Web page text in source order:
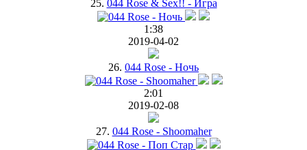
25. 044 Rose & Sex!! - Игра
1:38
2019-04-02
26. 044 Rose - Ночь
2:01
2019-02-08
27. 044 Rose - Shoomaher